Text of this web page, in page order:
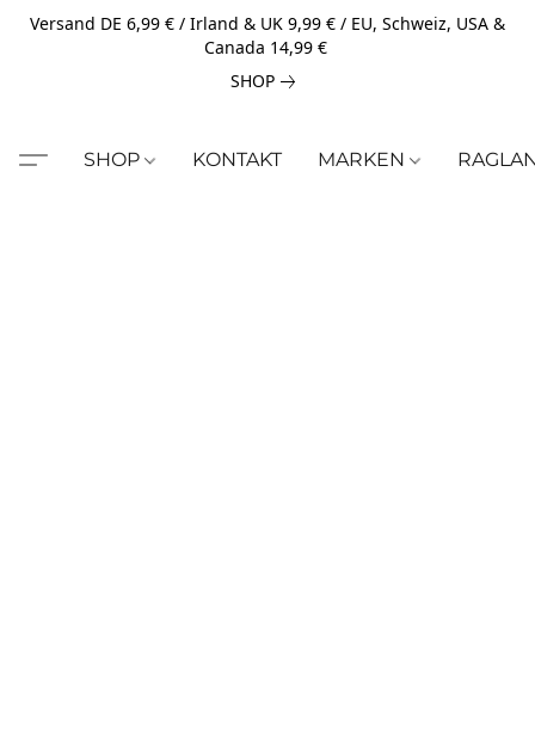
Versand DE 6,99 € / Irland & UK 9,99 € / EU, Schweiz, USA &
Canada 14,99 €
SHOP
SHOP KONTAKT MARKEN